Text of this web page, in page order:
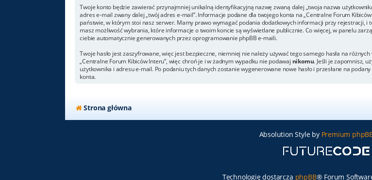
Twoje konto będzie zawierać przynajmniej unikalną identyfikacyjną nazwę zwaną dalej „twoja nazwa
adres e-mail zwany dalej „twój adres e-mail”. Informacje podane dla twojego konta na „Centralne Forum
państwie, w którym stoi nasz serwer. Mamy prawo wymagać podania dodatkowych informacji przy rejestracji, i
masz możliwość wybrania, które informacje o twoim koncie są wyświetlane publicznie. Co więcej, w panelu
ciebie automatycznie generowanych przez oprogramowanie phpBB e-maili.
Twoje hasło jest zaszyfrowane, więc jest bezpieczne, niemniej nie należy używać tego samego hasła na
„Centralne Forum Kibiców Interu”, więc chroń je i w żadnym wypadku nie podawaj nikomu. Jeśli je zapomnisz,
użytkownika i adresu e-mail. Po podaniu tych danych zostanie wygenerowane nowe hasło i przesłane na
konta.
Strona główna
Absolution Style by Premium
Technologię dostarcza phpBB® Forum